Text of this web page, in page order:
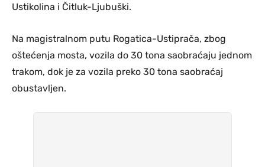
Ustikolina i Čitluk-Ljubuški.
Na magistralnom putu Rogatica-Ustiprača, zbog
oštećenja mosta, vozila do 30 tona saobraćaju jednom
trakom, dok je za vozila preko 30 tona saobraćaj
obustavljen.